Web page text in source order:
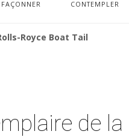
FAÇONNER CONTEMPLER
Royce Boat Tail
de